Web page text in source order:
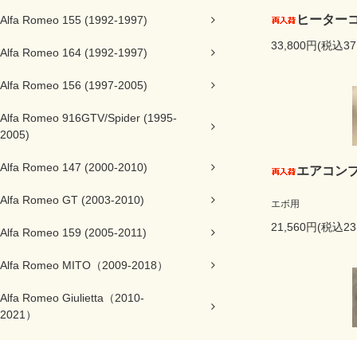
Alfa Romeo 155 (1992-1997)
Alfa Romeo 164 (1992-1997)
Alfa Romeo 156 (1997-2005)
Alfa Romeo 916GTV/Spider (1995-
2005)
Alfa Romeo 147 (2000-2010)
Alfa Romeo GT (2003-2010)
Alfa Romeo 159 (2005-2011)
Alfa Romeo MITO（2009-2018）
Alfa Romeo Giulietta（2010-
2021）
ヒーター
33,800円(税込
エアコン
エボ用
21,560円(税込